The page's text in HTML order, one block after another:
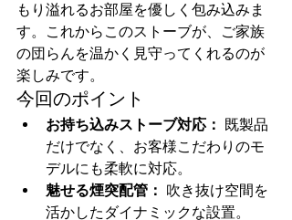
もり溢れるお部屋を優しく包み込みま
す。これからこのストーブが、ご家族
の団らんを温かく見守ってくれるのが
楽しみです。
今回のポイント
お持ち込みストーブ対応： 既製品
だけでなく、お客様こだわりのモ
デルにも柔軟に対応。
魅せる煙突配管： 吹き抜け空間を
活かしたダイナミックな設置。